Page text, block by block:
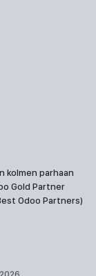
kolmen parhaan
Gold Partner
Odoo Partners)